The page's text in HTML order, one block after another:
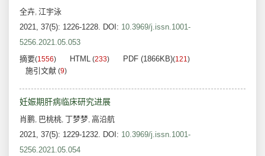
全卉, 江宇泳
2021, 37(5): 1226-1228. DOI: 10.3969/j.issn.1001-
5256.2021.05.053
摘要(1556) HTML (233) PDF (1866KB)(121)
施引文献 (9)
妊娠期肝病临床研究进展
肖鹏, 巴桃桃, 丁梦梦, 高沿航
2021, 37(5): 1229-1232. DOI: 10.3969/j.issn.1001-
5256.2021.05.054